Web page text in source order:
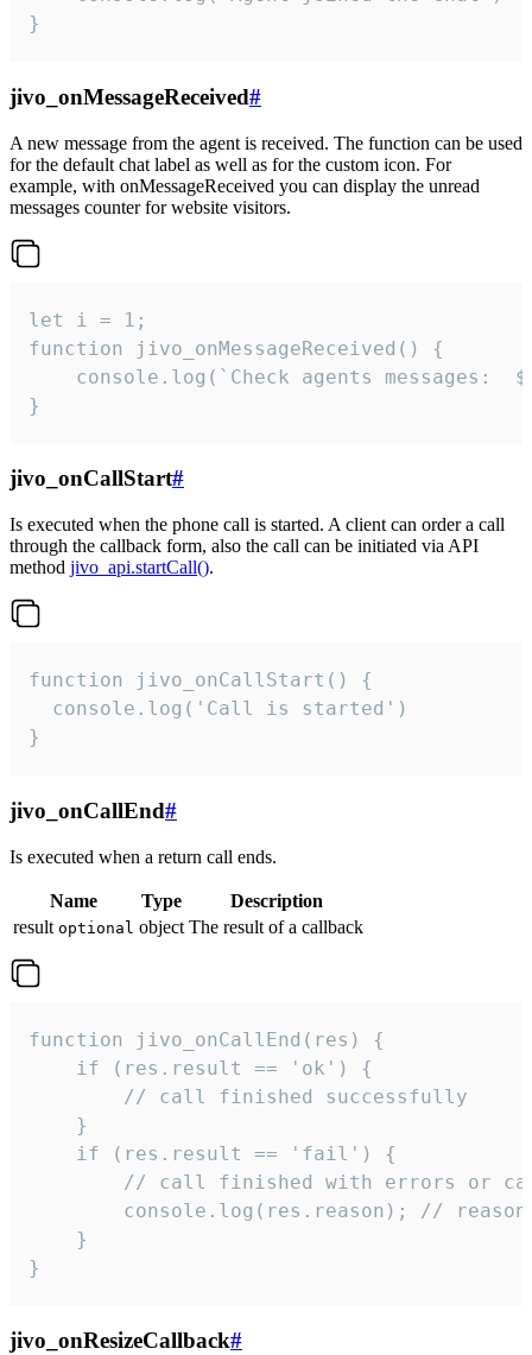
}
jivo_onMessageReceived#
A new message from the agent is received. The function can be used
for the default chat label as well as for the custom icon. For
example, with onMessageReceived you can display the unread
messages counter for website visitors.
let i = 1;
function jivo_onMessageReceived() {
}
jivo_onCallStart#
Is executed when the phone call is started. A client can order a call
through the callback form, also the call can be initiated via API
method jivo_api.startCall().
function jivo_onCallStart() {
  console.log('Call is started')
}
jivo_onCallEnd#
Is executed when a return call ends.
Name Type
Description
result optional object The result of a callback
function jivo_onCallEnd(res) {
    if (res.result == 'ok') {
        // call finished successfully
    }
    if (res.result == 'fail') {
// call finished with errors or
console.log(res.reason); //
    }
}
jivo_onResizeCallback#